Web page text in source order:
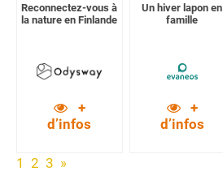
Reconnectez-vous à
la nature en Finlande
+
d’infos
Un hiver lapon en
famille
+
d’infos
1 2 3 »